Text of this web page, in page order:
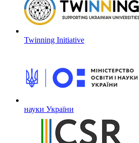
Twinning Initiative
науки України